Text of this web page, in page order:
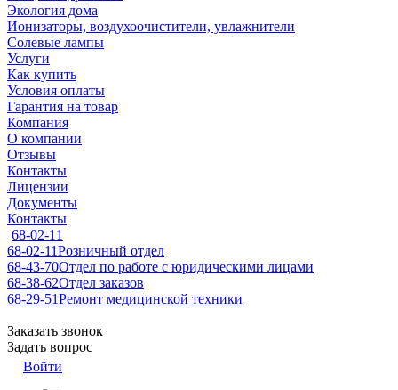
Экология дома
Ионизаторы, воздухоочистители, увлажнители
Солевые лампы
Услуги
Как купить
Условия оплаты
Гарантия на товар
Компания
О компании
Отзывы
Контакты
Лицензии
Документы
Контакты
68-02-11
68-02-11Розничный отдел
68-43-70Отдел по работе с юридическими лицами
68-38-62Отдел заказов
68-29-51Ремонт медицинской техники
Заказать звонок
Задать вопрос
Войти